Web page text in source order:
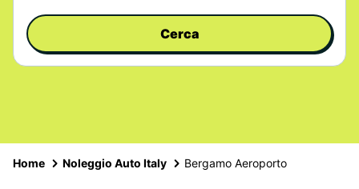
Cerca
Home Noleggio Auto Italy Bergamo Aeroporto